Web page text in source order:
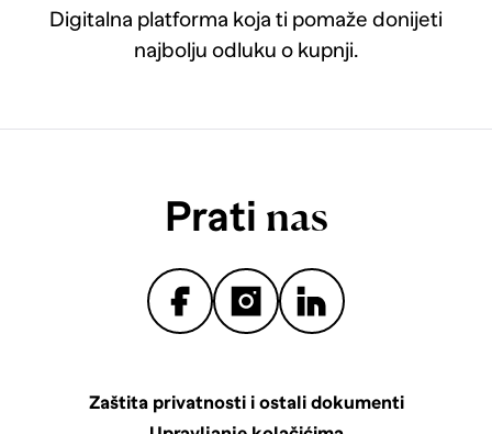
Digitalna platforma koja ti pomaže donijeti
najbolju odluku o kupnji.
Prati nas
Zaštita privatnosti i ostali dokumenti